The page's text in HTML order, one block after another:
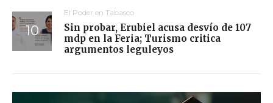
El Poder en Tabasco
Sin probar, Erubiel acusa desvío de 107
mdp en la Feria; Turismo critica
argumentos leguleyos